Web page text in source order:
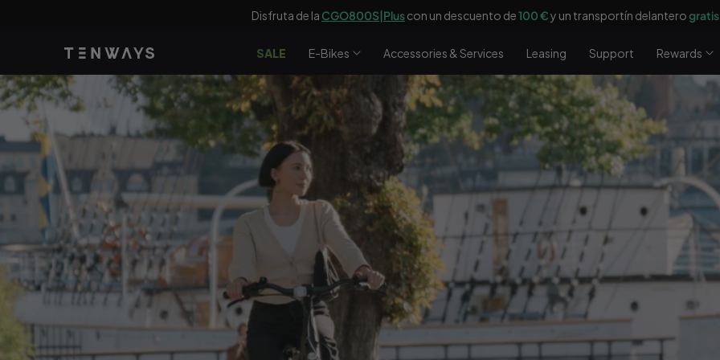
Disfruta de la CGO800S|Pluscon un descuento de100 €y un transportín delanterogratis
SALE E-Bikes Accessories & Services Leasing Support Rewards